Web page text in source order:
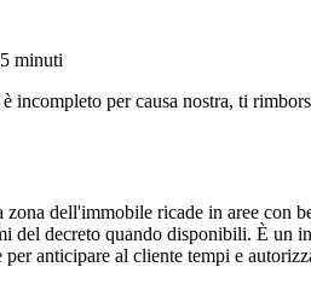
minuti
incompleto per causa nostra, ti
zona dell'immobile ricade in aree con
decreto quando disponibili. È un
anticipare al cliente tempi e